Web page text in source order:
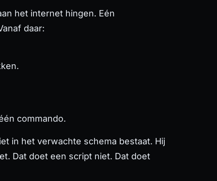
het internet hingen. Eén
daar:
commando.
in het verwachte schema bestaat. Hij
Dat doet een script niet. Dat doet